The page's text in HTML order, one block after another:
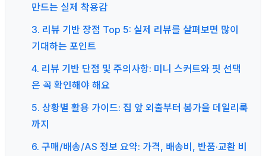
만드는 실제 착용감
3. 리뷰 기반 장점 Top 5: 실제 리뷰를 살펴보면 많이
기대하는 포인트
4. 리뷰 기반 단점 및 주의사항: 미니 스커트와 핏 선택
은 꼭 확인해야 해요
5. 상황별 활용 가이드: 집 앞 외출부터 봄가을 데일리룩
까지
6. 구매/배송/AS 정보 요약: 가격, 배송비, 반품·교환 비